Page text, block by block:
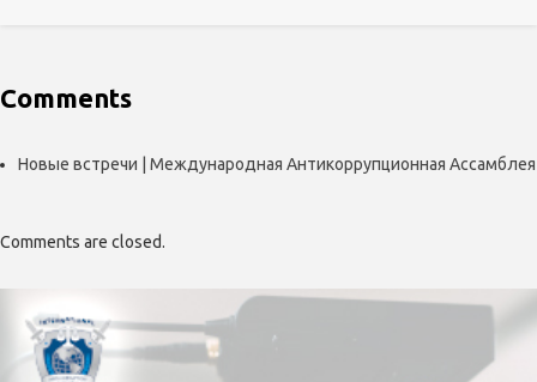
Comments
Новые встречи | Международная Антикоррупционная Ассамблея
Comments are closed.